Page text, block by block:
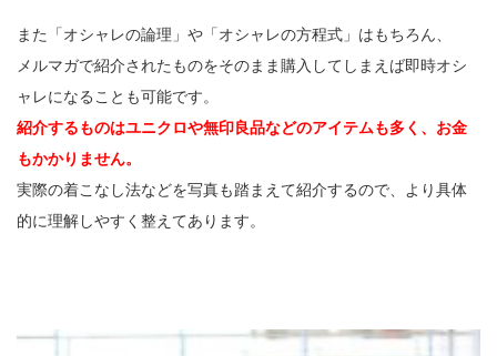
また「オシャレの論理」や「オシャレの方程式」はもちろん、
メルマガで紹介されたものをそのまま購入してしまえば即時オシ
ャレになることも可能です。
紹介するものはユニクロや無印良品などのアイテムも多く、お金
もかかりません。
実際の着こなし法などを写真も踏まえて紹介するので、より具体
的に理解しやすく整えてあります。